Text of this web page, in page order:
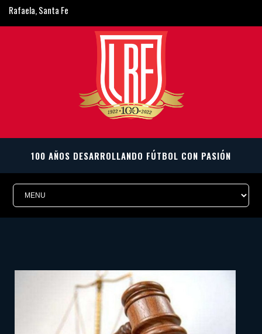
Rafaela, Santa Fe
ligarafaelina@gmail.com